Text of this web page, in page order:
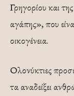
Γρηγορίου και
αγάπης», που
οικογένεια.
Ολονύκτιες
τα αναδείξει